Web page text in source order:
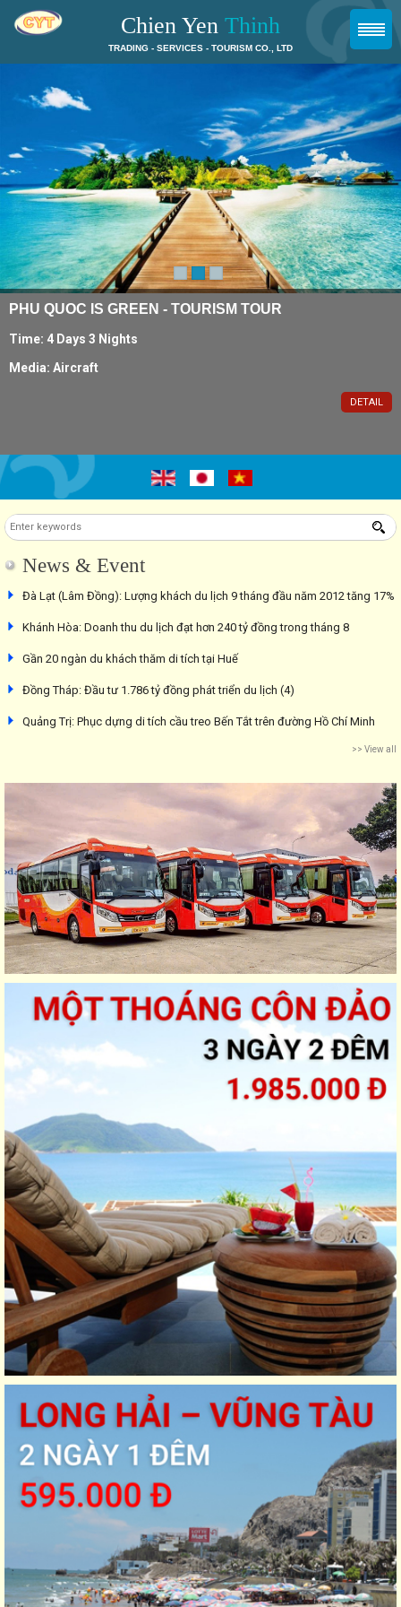
Chien Yen Thinh
TRADING - SERVICES - TOURISM CO., LTD
PHU QUOC IS GREEN - TOURISM TOUR
Time: 4 Days 3 Nights
Media: Aircraft
DETAIL
News & Event
Đà Lạt (Lâm Đồng): Lượng khách du lịch 9 tháng đầu năm 2012 tăng 17%
Khánh Hòa: Doanh thu du lịch đạt hơn 240 tỷ đồng trong tháng 8
Gần 20 ngàn du khách thăm di tích tại Huế
Đồng Tháp: Đầu tư 1.786 tỷ đồng phát triển du lịch (4)
Quảng Trị: Phục dựng di tích cầu treo Bến Tắt trên đường Hồ Chí Minh
>> View all